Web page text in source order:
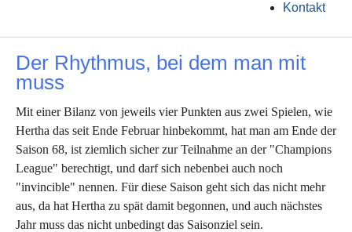
Kontakt
Der Rhythmus, bei dem man mit
muss
Mit einer Bilanz von jeweils vier Punkten aus zwei Spielen, wie
Hertha das seit Ende Februar hinbekommt, hat man am Ende der
Saison 68, ist ziemlich sicher zur Teilnahme an der "Champions
League" berechtigt, und darf sich nebenbei auch noch
"invincible" nennen. Für diese Saison geht sich das nicht mehr
aus, da hat Hertha zu spät damit begonnen, und auch nächstes
Jahr muss das nicht unbedingt das Saisonziel sein.